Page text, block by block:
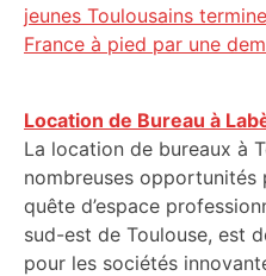
jeunes Toulousains
France à pied par une
Location de Bureau à
La location de bureaux à
nombreuses opportunités
quête d’espace
sud-est de Toulouse, est
pour les sociétés